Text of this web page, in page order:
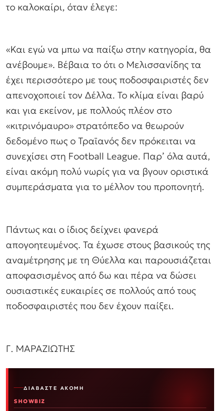
το καλοκαίρι, όταν έλεγε:
«Και εγώ να μπω να παίξω στην κατηγορία, θα
ανέβουμε». Βέβαια το ότι ο Μελισσανίδης τα
έχει περισσότερο με τους ποδοσφαιριστές δεν
απενοχοποιεί τον Δέλλα. Το κλίμα είναι βαρύ
και για εκείνον, με πολλούς πλέον στο
«κιτρινόμαυρο» στρατόπεδο να θεωρούν
δεδομένο πως ο Τραϊανός δεν πρόκειται να
συνεχίσει στη Football League. Παρ’ όλα αυτά,
είναι ακόμη πολύ νωρίς για να βγουν οριστικά
συμπεράσματα για το μέλλον του προπονητή.
Πάντως και ο ίδιος δείχνει φανερά
απογοητευμένος. Τα έχωσε στους βασικούς της
αναμέτρησης με τη Θύελλα και παρουσιάζεται
αποφασισμένος από δω και πέρα να δώσει
ουσιαστικές ευκαιρίες σε πολλούς από τους
ποδοσφαιριστές που δεν έχουν παίξει.
Γ. ΜΑΡΑΖΙΩΤΗΣ
ΔΙΑΒΆΣΤΕ ΑΚΌΜΗ
SHOWBIZ